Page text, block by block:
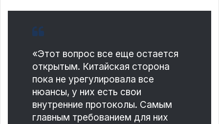
«Этот вопрос все еще остается
открытым. Китайская сторона
пока не урегулировала все
нюансы, у них есть свои
внутренние протоколы. Самым
главным требованием для них